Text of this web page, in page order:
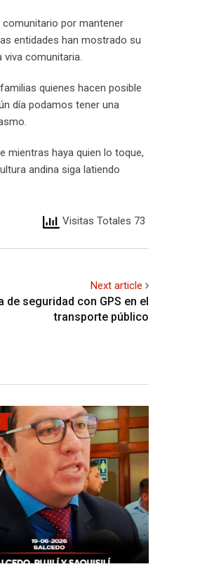
por mantener
entidades han mostrado su
comunitaria.
quienes hacen posible
día podamos tener una
mientras haya quien lo toque,
andina siga latiendo
Visitas Totales 73
Next article
seguridad con GPS en el
transporte público